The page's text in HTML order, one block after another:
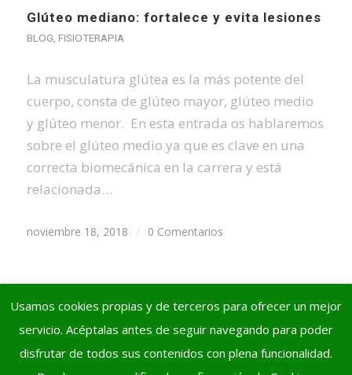
Glúteo mediano: fortalece y evita lesiones
BLOG, FISIOTERAPIA
La musculatura glútea es la más potente del
cuerpo, consta de glúteo mayor, glúteo medio
y glúteo menor. En esta entrada os hablaremos
sobre el glúteo medio ya que es clave en una
correcta biomecánica en la carrera y está
relacionada…
noviembre 18, 2018 / 0 Comentarios
Usamos cookies propias y de terceros para ofrecer un mejor
servicio. Acéptalas antes de seguir navegando para poder
disfrutar de todos sus contenidos con plena funcionalidad.